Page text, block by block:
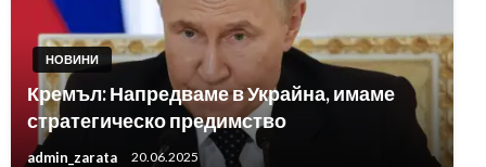
НОВИНИ
Кремъл: Напредваме в Украйна, имаме
стратегическо предимство
admin_zarata 20.06.2025